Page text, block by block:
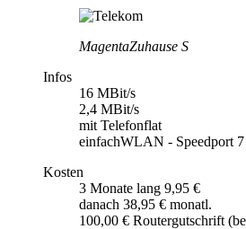
MagentaZuhause S
Infos
16 MBit/s
2,4 MBit/s
mit Telefonflat
einfachWLAN - Speedport
Kosten
3 Monate lang 9,95 €
danach 38,95 € monatl.
100,00 € Routergutschrift